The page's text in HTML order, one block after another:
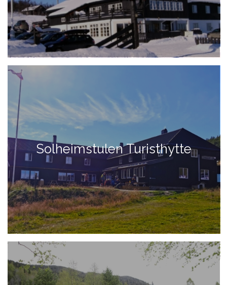
Solheimstulen Turisthytte